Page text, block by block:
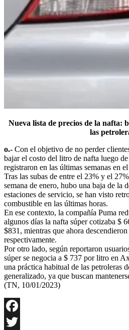
Nueva lista de precios de la nafta:
las
o.- Con el objetivo de no perder
bajar el costo del litro de nafta luego
registraron en las últimas semanas en
Tras las subas de entre el 23% y el
semana de enero, hubo una baja de la
estaciones de servicio, se han visto
combustible en las últimas horas.
En ese contexto, la compañía Puma
algunos días la nafta súper cotizaba $
$831, mientras que ahora
respectivamente.
Por otro lado, según reportaron
súper se negocia a $ 737 por litro en
una práctica habitual de las petroleras
generalizado, ya que buscan
(TN, 10/01/2023)
Facebook